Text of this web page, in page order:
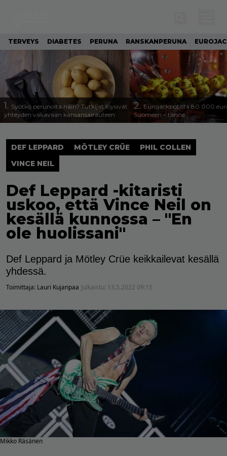
TERVEYS DIABETES PERUNA RANSKANPERUNA
1. Syötkö perunoita näin? Tutkijat löysivät
yhteyden vakavaan kansansairauteen
2. Eurojackpotista 80 000
Suomeen – tänne
DEF LEPPARD MÖTLEY CRÜE
PHIL COLLEN
VINCE NEIL
Def Leppard -kitaristi
uskoo, että Vince Neil on
kesällä kunnossa – "En
ole huolissani"
Def Leppard ja Mötley Crüe keikkailevat kesällä
yhdessä.
Toimittaja: Lauri Kujanpaa Julkaistu: 13.5.2022 09:15
Mikko Räsänen